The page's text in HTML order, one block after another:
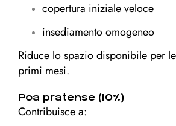
copertura iniziale veloce
insediamento omogeneo
Riduce lo spazio disponibile per
primi mesi.
Poa pratense (10%)
Contribuisce a: